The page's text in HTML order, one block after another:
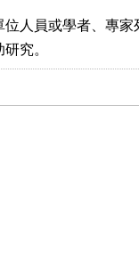
位人員或學者、專
究。